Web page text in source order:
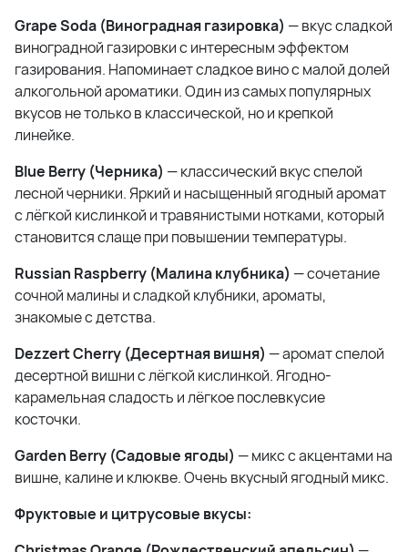
Grape Soda (Виноградная газировка) — вкус сладкой
виноградной газировки с интересным эффектом
газирования. Напоминает сладкое вино с малой долей
алкогольной ароматики. Один из самых популярных
вкусов не только в классической, но и крепкой
линейке.
Blue Berry (Черника) — классический вкус спелой
лесной черники. Яркий и насыщенный ягодный аромат
с лёгкой кислинкой и травянистыми нотками, который
становится слаще при повышении температуры.
Russian Raspberry (Малина клубника) — сочетание
сочной малины и сладкой клубники, ароматы,
знакомые с детства.
Dezzert Cherry (Десертная вишня) — аромат спелой
десертной вишни с лёгкой кислинкой. Ягодно-
карамельная сладость и лёгкое послевкусие
косточки.
Garden Berry (Садовые ягоды) — микс с акцентами на
вишне, калине и клюкве. Очень вкусный ягодный микс.
Фруктовые и цитрусовые вкусы: